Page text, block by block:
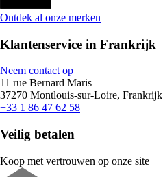
Ontdek al onze merken
Klantenservice in Frankrijk
Neem contact op
11 rue Bernard Maris
37270 Montlouis-sur-Loire, Frankrijk
+33 1 86 47 62 58
Veilig betalen
Koop met vertrouwen op onze site